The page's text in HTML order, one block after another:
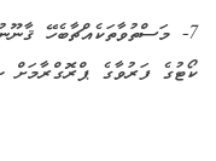
7- މަސްތުވާތަކެއްޗާބެހޭ
ކޯޓުގެ ފަރުވާގެ ޕްރޮގްރާމަށް